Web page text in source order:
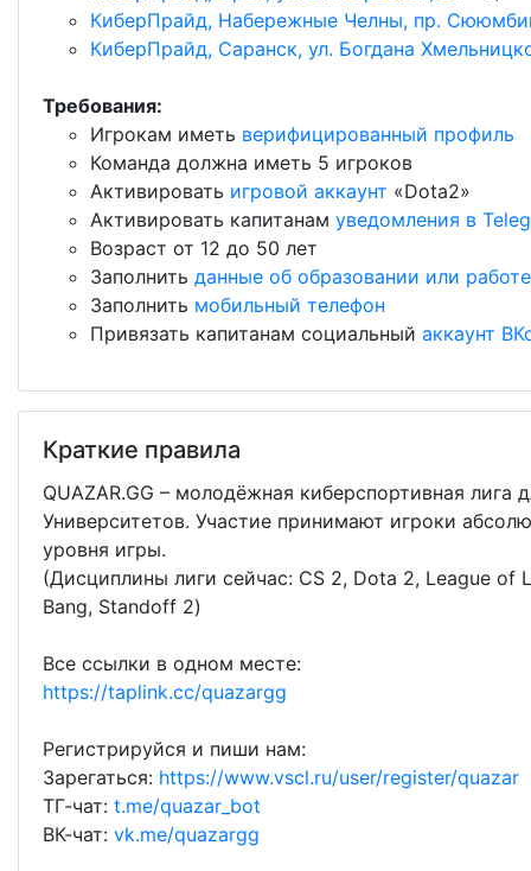
КиберПрайд, Набережные Челны, пр.
КиберПрайд, Саранск, ул. Богдана
Требования:
Игрокам иметь верифицированный профиль
Команда должна иметь 5 игроков
Активировать игровой аккаунт «Dota2»
Активировать капитанам уведомления в
Возраст от 12 до 50 лет
Заполнить данные об образовании или работе
Заполнить мобильный телефон
Привязать капитанам социальный аккаунт
Краткие правила
QUAZAR.GG – молодёжная киберспортивная
Университетов. Участие принимают игроки
уровня игры.
(Дисциплины лиги сейчас: CS 2, Dota 2, League of
Bang, Standoff 2)
Все ссылки в одном месте:
https://taplink.cc/quazargg
Регистрируйся и пиши нам:
Зарегаться: https://www.vscl.ru/user/register/quazar
ТГ-чат: t.me/quazar_bot
ВК-чат: vk.me/quazargg